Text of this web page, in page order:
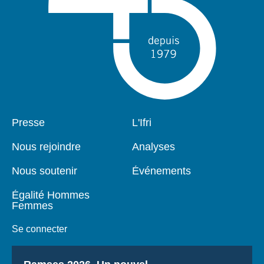
Pied
Presse
Nous rejoindre
Nous soutenir
Égalité Hommes
Femmes
Se connecter
Navigation
L'Ifri
Analyses
Événements